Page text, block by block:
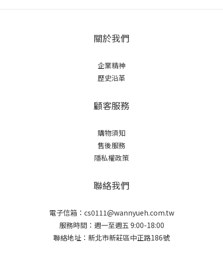
關於我們
企業精神
歷史沿革
顧客服務
購物須知
售後服務
隱私權政策
聯絡我們
電子信箱：cs0111@wannyueh.com.tw
服務時間：週一至週五 9:00-18:00
聯絡地址：新北市新莊區中正路186號